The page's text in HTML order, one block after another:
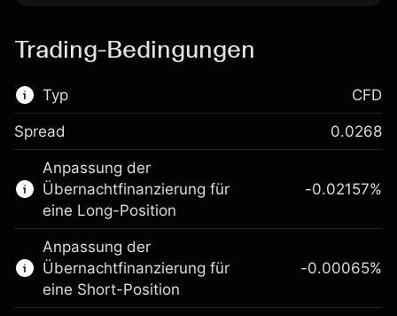
Trading-Bedingungen
Typ
Dieser Finanzmarkt steht für das CFD-
Trading zur Verfügung.
Erfahren Sie mehr über:
CFDs
CFD
Spread 0.0268
Anpassung der
Übernachtfinanzierung für
eine Long-Position
-0.02157%
Anpassung der
Übernachtfinanzierung für
eine Short-Position
-0.00065%